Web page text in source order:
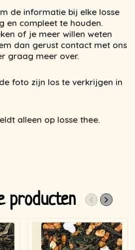
de informatie bij elke losse
en compleet te houden.
of je meer willen weten
dan gerust contact met ons
graag meer over.
foto zijn los te verkrijgen in
alleen op losse thee.
producten